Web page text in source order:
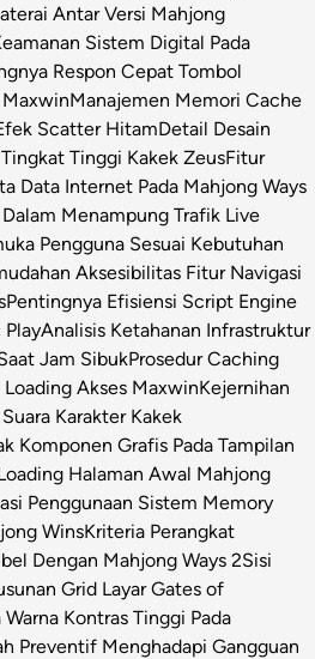
Antar Versi Mahjong
Sistem Digital Pada
Respon Cepat Tombol
Manajemen Memori Cache
Scatter HitamDetail Desain
Tinggi Kakek ZeusFitur
Data Internet Pada Mahjong Ways
Menampung Trafik Live
Pengguna Sesuai Kebutuhan
Aksesibilitas Fitur Navigasi
Pentingnya Efisiensi Script Engine
PlayAnalisis Ketahanan Infrastruktur
Jam SibukProsedur Caching
Akses MaxwinKejernihan
Karakter Kakek
Komponen Grafis Pada Tampilan
Halaman Awal Mahjong
Penggunaan Sistem Memory
WinsKriteria Perangkat
Dengan Mahjong Ways 2Sisi
Grid Layar Gates of
Kontras Tinggi Pada
Preventif Menghadapi Gangguan